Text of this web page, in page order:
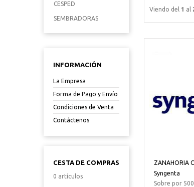
CESPED
SEMBRADORAS
INFORMACIÓN
La Empresa
Forma de Pago y Envío
Condiciones de Venta
Contáctenos
CESTA DE COMPRAS
0 artículos
Viendo del 1 al
ZANAHORIA
Syngenta
Sobre por